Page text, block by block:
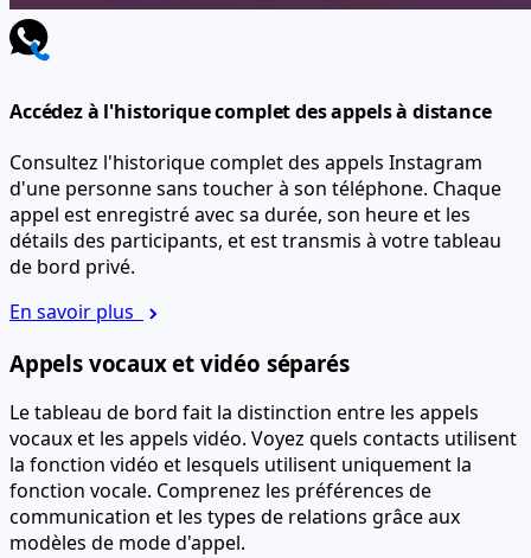
Accédez à l'historique complet des appels à distance
Consultez l'historique complet des appels Instagram
d'une personne sans toucher à son téléphone. Chaque
appel est enregistré avec sa durée, son heure et les
détails des participants, et est transmis à votre tableau
de bord privé.
En savoir plus
Appels vocaux et vidéo séparés
Le tableau de bord fait la distinction entre les appels
vocaux et les appels vidéo. Voyez quels contacts utilisent
la fonction vidéo et lesquels utilisent uniquement la
fonction vocale. Comprenez les préférences de
communication et les types de relations grâce aux
modèles de mode d'appel.